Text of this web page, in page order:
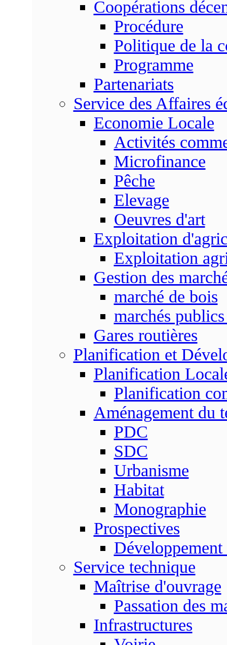
Coopérations
Procédure
Politique de la
Programme
Partenariats
Service des Affaires
Economie Locale
Activités
Microfinance
Pêche
Elevage
Oeuvres d'art
Exploitation
Exploitation
Gestion des
marché de bois
marchés
Gares routières
Planification et
Planification
Planification
Aménagement du
PDC
SDC
Urbanisme
Habitat
Monographie
Prospectives
Développement
Service technique
Maîtrise d'ouvrage
Passation des
Infrastructures